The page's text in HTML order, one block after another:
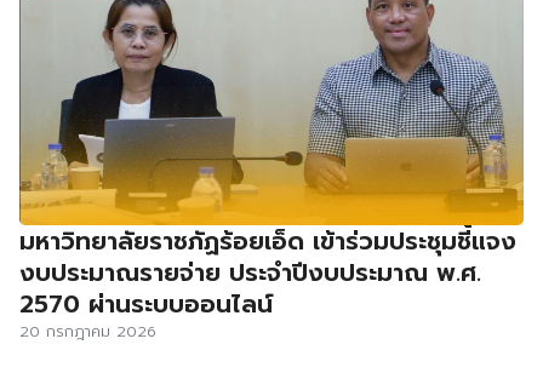
มหาวิทยาลัยราชภัฏร้อยเอ็ด เข้าร่วมประชุมชี้แจง
งบประมาณรายจ่าย ประจำปีงบประมาณ พ.ศ.
2570 ผ่านระบบออนไลน์
20 กรกฎาคม 2026